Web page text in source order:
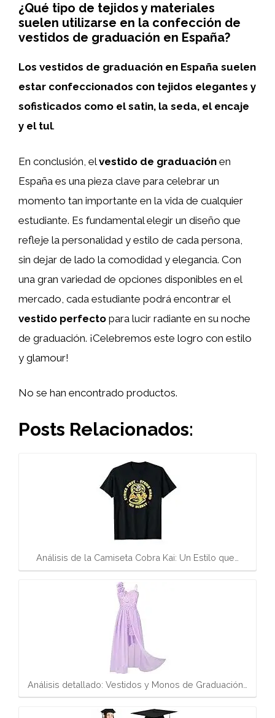
¿Qué tipo de tejidos y materiales
suelen utilizarse en la confección de
vestidos de graduación en España?
Los vestidos de graduación en España suelen
estar confeccionados con tejidos elegantes y
sofisticados como el satin, la seda, el encaje
y el tul.
En conclusión, elvestido de graduación en
España es una pieza clave para celebrar un
momento tan importante en la vida de cualquier
estudiante. Es fundamental elegir un diseño que
refleje la personalidad y estilo de cada persona,
sin dejar de lado la comodidad y elegancia. Con
una gran variedad de opciones disponibles en el
mercado, cada estudiante podrá encontrar el
vestido perfecto para lucir radiante en su noche
de graduación. ¡Celebremos este logro con estilo
y glamour!
No se han encontrado productos.
Posts Relacionados:
Análisis de la Camiseta Cobra Kai: Un Estilo que…
Análisis detallado: Vestidos y Monos de Graduación…